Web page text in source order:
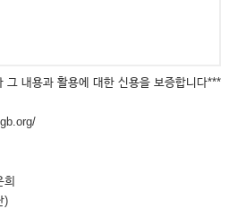
그 내용과 활용에 대한 신용을 보증합니다***
)